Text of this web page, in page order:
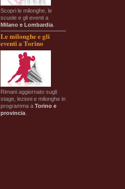
Scopri le milonghe, le
scuole e gli eventi a
Milano e Lombardia
Le milonghe e gli
eventi a Torino
Rimani aggiornato sugli
stage, lezioni e milonghe in
programma a Torino e
provincia